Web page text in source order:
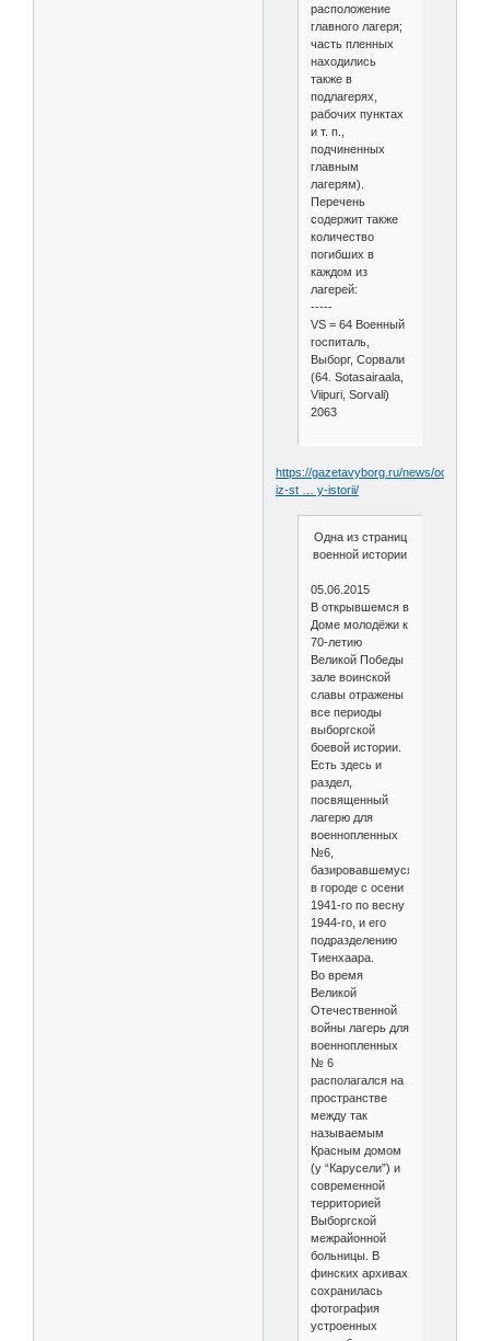
расположение
главного лагеря;
часть пленных
находились
также в
подлагерях,
рабочих пунктах
и т. п.,
подчиненных
главным
лагерям).
Перечень
содержит также
количество
погибших в
каждом из
лагерей:
-----
VS = 64 Военный
госпиталь,
Выборг, Сорвали
(64. Sotasairaala,
Viipuri, Sorvali)
2063
https://gazetavyborg.ru/news/odna-
iz-st … y-istorii/
Одна из страниц
военной истории
05.06.2015
В открывшемся в
Доме молодёжи к
70-летию
Великой Победы
зале воинской
славы отражены
все периоды
выборгской
боевой истории.
Есть здесь и
раздел,
посвященный
лагерю для
военнопленных
№6,
базировавшемуся
в городе с осени
1941-го по весну
1944-го, и его
подразделению
Тиенхаара.
Во время
Великой
Отечественной
войны лагерь для
военнопленных
№ 6
располагался на
пространстве
между так
называемым
Красным домом
(у “Карусели”) и
современной
территорией
Выборгской
межрайонной
больницы. В
финских архивах
сохранилась
фотография
устроенных